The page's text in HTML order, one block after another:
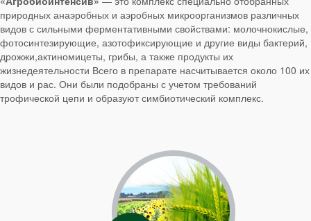
природных анаэробных и аэробных микроорганизмов различных
видов с сильными ферментативными свойствами: молочнокислые,
фотосинтезирующие, азотофиксирующие и другие виды бактерий,
дрожжи,актиномицеты, грибы, а также продукты их
жизнедеятельности Всего в препарате насчитывается около 100 их
видов и рас. Они были подобраны с учетом требований
трофической цепи и образуют симбиотический комплекс.